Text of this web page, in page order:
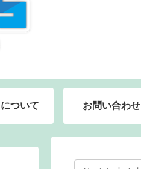
ついて お問い合わせ